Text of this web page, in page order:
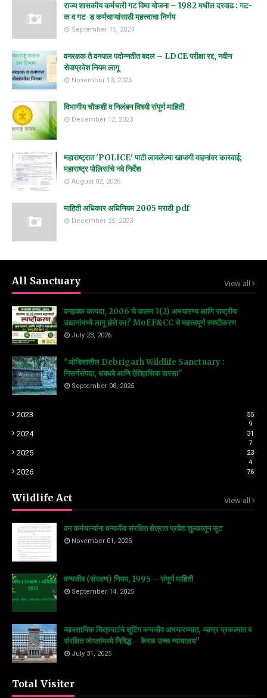
राज्य शासकीय कर्मचारी गट विमा योजना – 1982 मधील दरवाढ : गट-
क व गट-ड कर्मचाऱ्यांसाठी महत्त्वाचा निर्णय
September 15, 2024
वनरक्षक ते वनपाल पदोन्नतीत बदल – LDCE परीक्षा रद्द, नवीन
सेवाप्रवेश नियम लागू
November 13, 2025
विभागीय चौकशी व निलंबन विषयी संपूर्ण माहिती
December 12, 2023
महाराष्ट्रात 'POLICE' पाटी लावलेल्या खाजगी वाहनांवर कारवाई;
महाराष्ट्र पोलिसांचे नवे निर्देश
August 02, 2026
माहिती अधिकार अधिनियम 2005 मराठी pdf
December 25, 2023
All Sanctuary View all
वनहक्क कायदा, 2006 चे कलम 3(2) अभयारण्य आणि राष्ट्रीय
उद्यानांमध्ये लागू होते का? MoEF&CC चे महत्त्वपूर्ण स्पष्टीकरण
July 23, 2026
"ओडिशातील Debrigarh Wildlife Sanctuary :
निसर्गसंपदा, धबधबे आणि ऐतिहासिक वारसा"
September 08, 2025
2023
55
9
2024
31
7
2025
23
4
2026 76
Wildlife Act View all
वन कर्मचाऱ्यांना वन्यजीव संरक्षित क्षेत्रात प्रवेश शुल्कातून सूट
November 01, 2025
वन्यजीव (संरक्षण) नियम, 1995 – संपूर्ण माहिती
September 14, 2025
व्यावसायिक चित्रपटांचे शूटिंग वन्यजीव अभयारण्यात, व्याघ्र प्रकल्पात व
संरक्षित जंगलांमध्ये निषिद्ध – केरळ उच्च न्यायालय"
July 31, 2025
Total Visiter